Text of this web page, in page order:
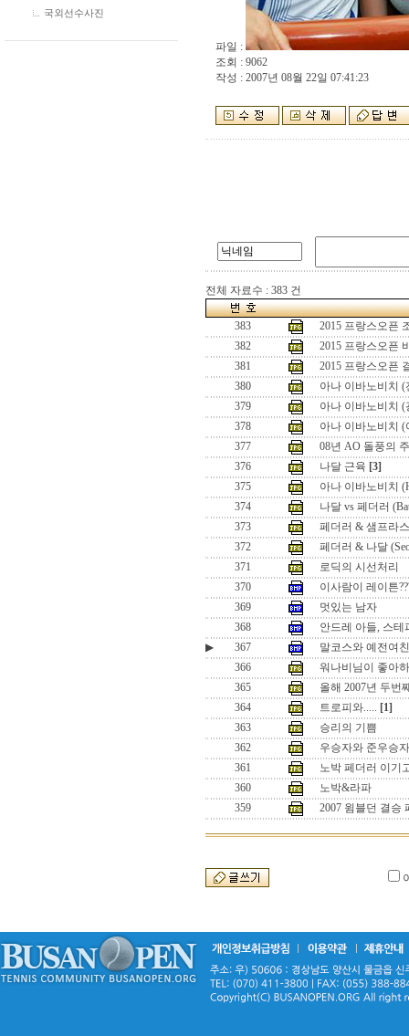
국외선수사진
파일 :
조회 : 9062
작성 : 2007년 08월 22일 07:41:23
전체 자료수 : 383 건
383
2015 프랑스오픈
382
2015 프랑스오픈
381
2015 프랑스오픈
380
아나 이바노비치 (
379
아나 이바노비치
378
아나 이바노비치 (
377
08년 AO 돌풍의
376
나달 근육 [3]
375
아나 이바노비치
374
나달 vs 페더러
373
페더러 & 샘프라
372
페더러 & 나달
371
로딕의 시선처리
370
이사람이 레이튼
369
멋있는 남자
368
안드레 아들, 스테
▶
367
말코스와 예전여친
366
워나비님이 좋아
365
올해 2007년 두번
364
트로피와..... [1]
363
승리의 기쁨
362
우승자와 준우승자
361
노박 페더러 이기
360
노박&라파
359
2007 윔블던 결승